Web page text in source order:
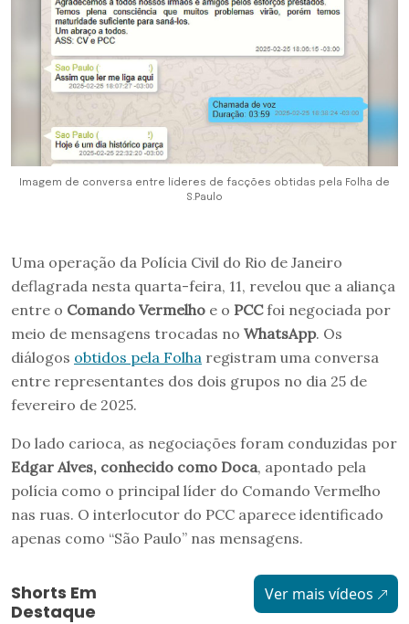
Imagem de conversa entre líderes de facções obtidas pela Folha de
S.Paulo
Uma operação da Polícia Civil do Rio de Janeiro
deflagrada nesta quarta-feira, 11, revelou que a aliança
entre o Comando Vermelho e o PCCfoi negociada por
meio de mensagens trocadas no WhatsApp. Os
diálogos obtidos pela Folha registram uma conversa
entre representantes dos dois grupos no dia 25 de
fevereiro de 2025.
Do lado carioca, as negociações foram conduzidas por
Edgar Alves, conhecido como Doca, apontado pela
polícia como o principal líder do Comando Vermelho
nas ruas. O interlocutor do PCC aparece identificado
apenas como “São Paulo” nas mensagens.
Shorts Em
Destaque
Ver mais vídeos